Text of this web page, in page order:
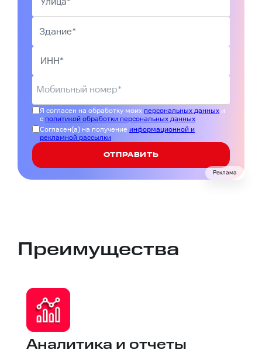
Я согласен на обработку моих персональных данных и
с политикой обработки персональных данных
Согласен(а) на получение информационной и
рекламной рассылки
ОТПРАВИТЬ
Реклама
Преимущества
Аналитика и отчеты